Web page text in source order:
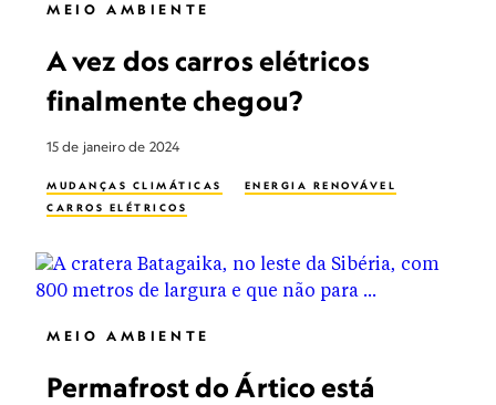
MEIO AMBIENTE
A vez dos carros elétricos
finalmente chegou?
15 de janeiro de 2024
MUDANÇAS CLIMÁTICAS
ENERGIA RENOVÁVEL
CARROS ELÉTRICOS
MEIO AMBIENTE
Permafrost do Ártico está